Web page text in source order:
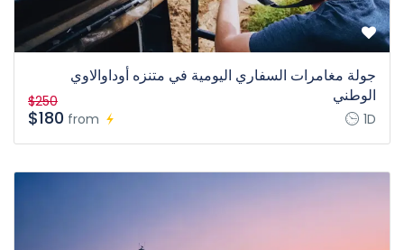
جولة مغامرات السفاري اليومية في متنزه أوداوالاوي
الوطني
1D
from
$250
$180